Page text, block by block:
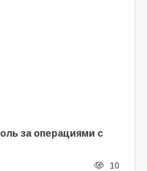
за операциями с
10